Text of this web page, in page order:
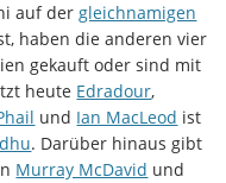
auf dergleichnamigen
haben die anderen vier
gekauft oder sind mit
heute Edradour,
und Ian MacLeod ist
. Darüber hinaus gibt
Murray McDavid und